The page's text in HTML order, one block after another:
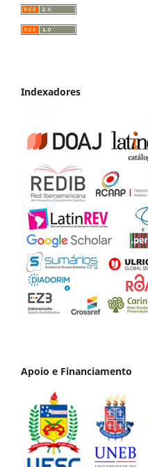
Indexadores
Apoio e Financiamento